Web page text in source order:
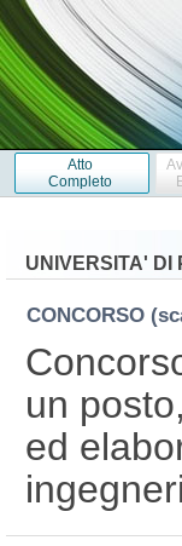
Atto
Completo
UNIVERSITA' DI
CONCORSO
un
ed